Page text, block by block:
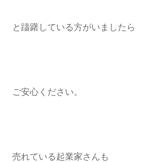
と躊躇している方がいましたら
ご安心ください。
売れている起業家さんも